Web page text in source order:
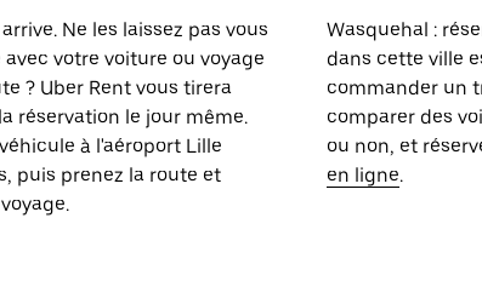
Ne les laissez pas vous
votre voiture ou voyage
? Uber Rent vous tirera
réservation le jour même.
à l'aéroport Lille
puis prenez la route et
Wasquehal :
dans cette ville
commander un
comparer des
ou non, et
en ligne.